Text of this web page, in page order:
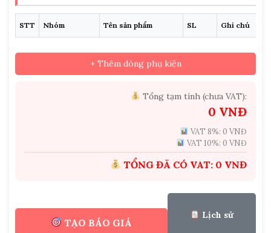
STT Nhóm Tên sản phẩm SL Ghi chú
+ Thêm dòng phụ kiện
Tổng tạm tính (chưa VAT):
0 VNĐ
VAT 8%: 0 VNĐ
VAT 10%: 0 VNĐ
TỔNG ĐÃ CÓ VAT: 0 VNĐ
TẠO BÁO GIÁ
Lịch sử